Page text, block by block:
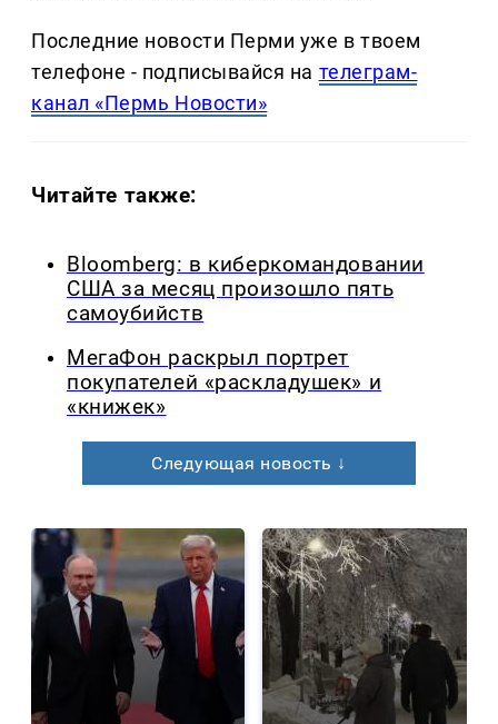
Последние новости Перми уже в твоем
телефоне - подписывайся на телеграм-
канал «Пермь Новости»
Читайте также:
Bloomberg: в киберкомандовании
США за месяц произошло пять
самоубийств
МегаФон раскрыл портрет
покупателей «раскладушек» и
«книжек»
Следующая новость ↓